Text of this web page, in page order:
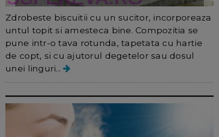
Zdrobeste biscuitii cu un sucitor, incorporeaza
untul topit si amesteca bine. Compozitia se
pune intr-o tava rotunda, tapetata cu hartie
de copt, si cu ajutorul degetelor sau dosul
unei linguri...